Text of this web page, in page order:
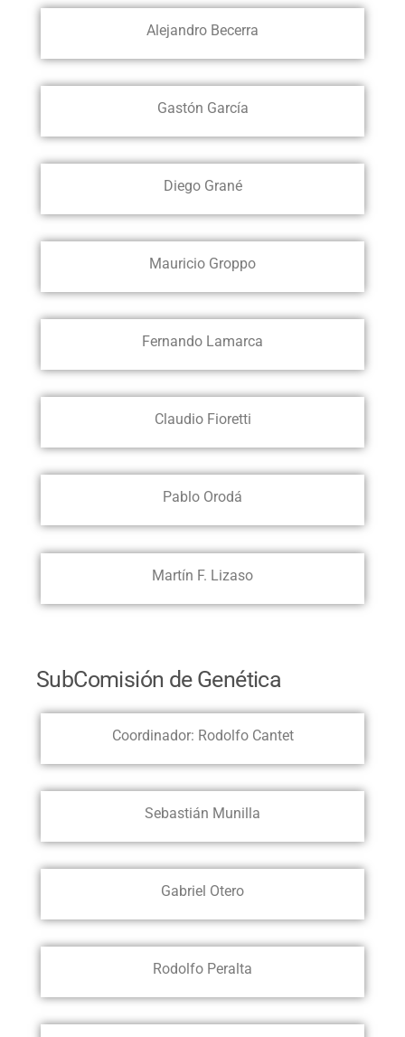
Alejandro Becerra
Gastón García
Diego Grané
Mauricio Groppo
Fernando Lamarca
Claudio Fioretti
Pablo Orodá
Martín F. Lizaso
SubComisión de Genética
Coordinador: Rodolfo Cantet
Sebastián Munilla
Gabriel Otero
Rodolfo Peralta